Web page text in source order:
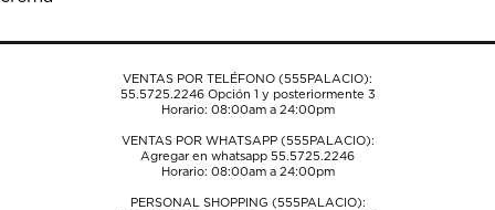
formulario
envío.
formulario
envío.envío.envío.envío.
VENTAS POR TELÉFONO (555PALACIO):
55.5725.2246Opción 1 y posteriormente 3
Horario: 08:00am a 24:00pm
VENTAS POR WHATSAPP (555PALACIO):
Agregar en whatsapp 55.5725.2246
Horario: 08:00am a 24:00pm
PERSONAL SHOPPING (555PALACIO):